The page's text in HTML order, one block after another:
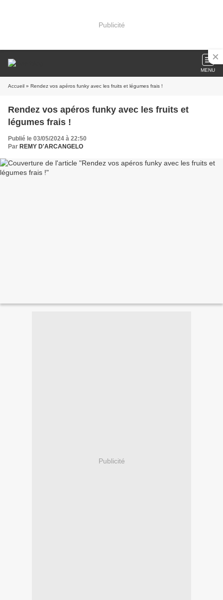
Publicité
MENU
Accueil » Rendez vos apéros funky avec les fruits et légumes frais !
Rendez vos apéros funky avec les fruits et
légumes frais !
Publié le 03/05/2024 à 22:50
Par REMY D'ARCANGELO
Publicité